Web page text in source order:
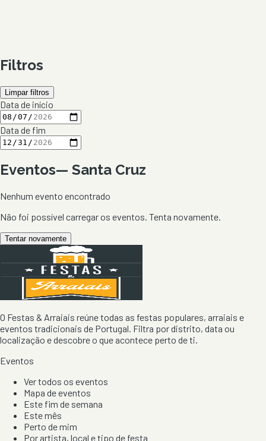
Filtros
Limpar filtros
Data de início
Data de fim
Eventos— Santa Cruz
Nenhum evento encontrado
Não foi possível carregar os eventos. Tenta novamente.
Tentar novamente
O Festas & Arraiais reúne todas as festas populares, arraiais e
eventos tradicionais de Portugal. Filtra por distrito, data ou
localização e descobre o que acontece perto de ti.
Eventos
Ver todos os eventos
Mapa de eventos
Este fim de semana
Este mês
Perto de mim
Por artista, local e tipo de festa